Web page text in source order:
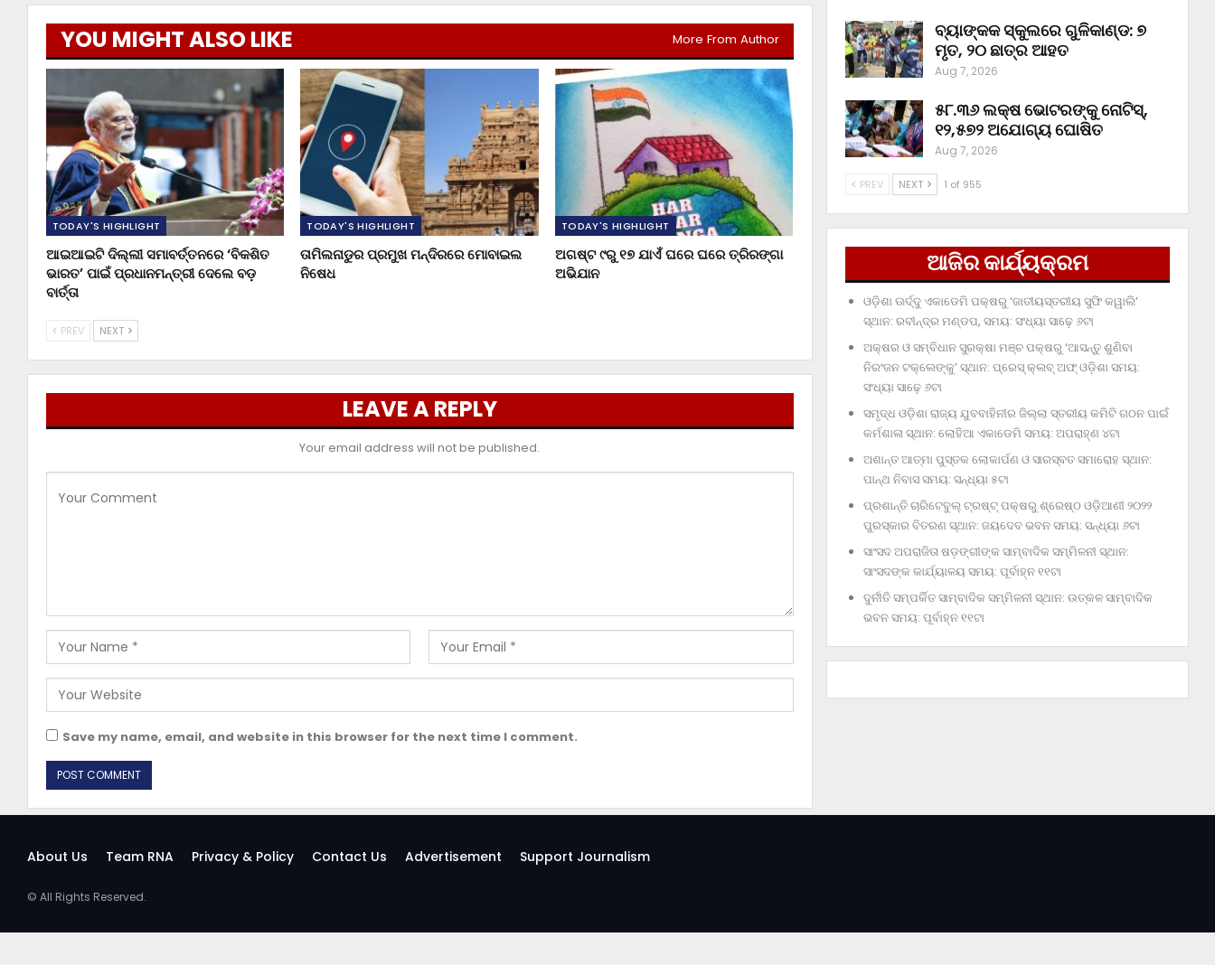
YOU MIGHT ALSO LIKE More From Author
TODAY'S HIGHLIGHT
ଆଇଆଇଟି ଦିଲ୍ଲୀ ସମାବର୍ତ୍ତନରେ ‘ବିକଶିତ
ଭାରତ’ ପାଇଁ ପ୍ରଧାନମନ୍ତ୍ରୀ ଦେଲେ ବଡ଼
ବାର୍ତ୍ତା
TODAY'S HIGHLIGHT
ତାମିଲନାଡୁର ପ୍ରମୁଖ ମନ୍ଦିରରେ ମୋବାଇଲ
ନିଷେଧ
TODAY'S HIGHLIGHT
ଅଗଷ୍ଟ ୯ରୁ ୧୭ ଯାଏଁ ଘରେ ଘରେ ତ୍ରିରଙ୍ଗା
ଅଭିଯାନ
PREV NEXT
LEAVE A REPLY
Your email address will not be published.
Save my name, email, and website in this browser for the next time I comment.
ବ୍ୟାଙ୍କକ ସ୍କୁଲରେ ଗୁଳିକାଣ୍ଡ: ୭
ମୃତ, ୨୦ ଛାତ୍ର ଆହତ
Aug 7, 2026
୫୮.୩୬ ଲକ୍ଷ ଭୋଟରଙ୍କୁ ନୋଟିସ୍‌,
୧୨,୫୭୨ ଅଯୋଗ୍ୟ ଘୋଷିତ
Aug 7, 2026
PREV NEXT 1 of 955
ଆଜିର କାର୍ଯ୍ୟକ୍ରମ
ଓଡ଼ିଶା ଊର୍ଦ୍ଦୁ ଏକାଡେମି ପକ୍ଷରୁ ‘ଜାତୀୟସ୍ତରୀୟ ସୁଫି କୱାଲି’
ସ୍ଥାନ: ରବୀନ୍ଦ୍ର ମଣ୍ଡପ, ସମୟ: ସଂଧ୍ୟା ସାଢ଼େ ୬ଟା
ଅକ୍ଷର ଓ ସମ୍ବିଧାନ ସୁରକ୍ଷା ମଞ୍ଚ ପକ୍ଷରୁ ‘ଆସନ୍ତୁ ଶୁଣିବା
ନିରଂଜନ ଟକ୍‌ଲେଙ୍କୁ’ ସ୍ଥାନ: ପ୍ରେସ୍‌ କ୍ଲବ୍‌ ଅଫ୍‌ ଓଡ଼ିଶା ସମୟ:
ସଂଧ୍ୟା ସାଢ଼େ ୬ଟା
ସମୃଦ୍ଧ ଓଡ଼ିଶା ରାଜ୍ୟ ଯୁବବାହିନୀର ଜିଲ୍ଲା ସ୍ତରୀୟ କମିଟି ଗଠନ ପାଇଁ
କର୍ମଶାଳା ସ୍ଥାନ: ଲୋହିଆ ଏକାଡେମି ସମୟ: ଅପରାହ୍‌ଣ ୪ଟା
ଅଶାନ୍ତ ଆତ୍ମା ପୁସ୍ତକ ଲୋକାର୍ପଣ ଓ ସାରସ୍ବତ ସମାରୋହ ସ୍ଥାନ:
ପାନ୍ଥ ନିବାସ ସମୟ: ସନ୍ଧ୍ୟା ୫ଟା
ପ୍ରଶାନ୍ତି ଚାରିଟେବୁଲ୍‌ ଟ୍ରଷ୍ଟ୍‌ ପକ୍ଷରୁ ଶ୍ରେଷ୍ଠ ଓଡ଼ିଆଣୀ ୨୦୨୨
ପୁରସ୍କାର ବିତରଣ ସ୍ଥାନ: ଜୟଦେବ ଭବନ ସମୟ: ସନ୍ଧ୍ୟା ୬ଟା
ସାଂସଦ ଅପରାଜିତା ଷଡ଼ଙ୍ଗୀଙ୍କ ସାମ୍ବାଦିକ ସମ୍ମିଳନୀ ସ୍ଥାନ:
ସାଂସଦଙ୍କ କାର୍ଯ୍ୟାଳୟ ସମୟ: ପୂର୍ବାହ୍ନ ୧୧ଟା
ଦୁର୍ନୀତି ସମ୍ପର୍କିତ ସାମ୍ବାଦିକ ସମ୍ମିଳନୀ ସ୍ଥାନ: ଉତ୍କଳ ସାମ୍ବାଦିକ
ଭବନ ସମୟ: ପୂର୍ବାହ୍ନ ୧୧ଟା
About Us Team RNA Privacy & Policy Contact Us Advertisement Support Journalism
© All Rights Reserved.